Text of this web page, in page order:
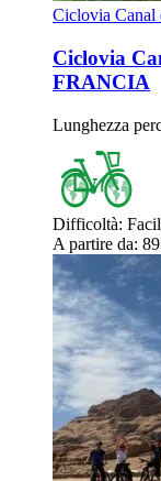
Ciclovia
Ciclovia
FRANCIA
Lunghezza
Difficoltà:
A partire da: